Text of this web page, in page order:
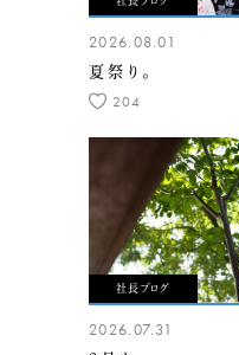
2026.08.01
夏祭り。
204
社長ブログ
2026.07.31